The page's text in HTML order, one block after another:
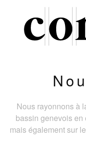
Nous rayonnons à
bassin genevois
mais également sur